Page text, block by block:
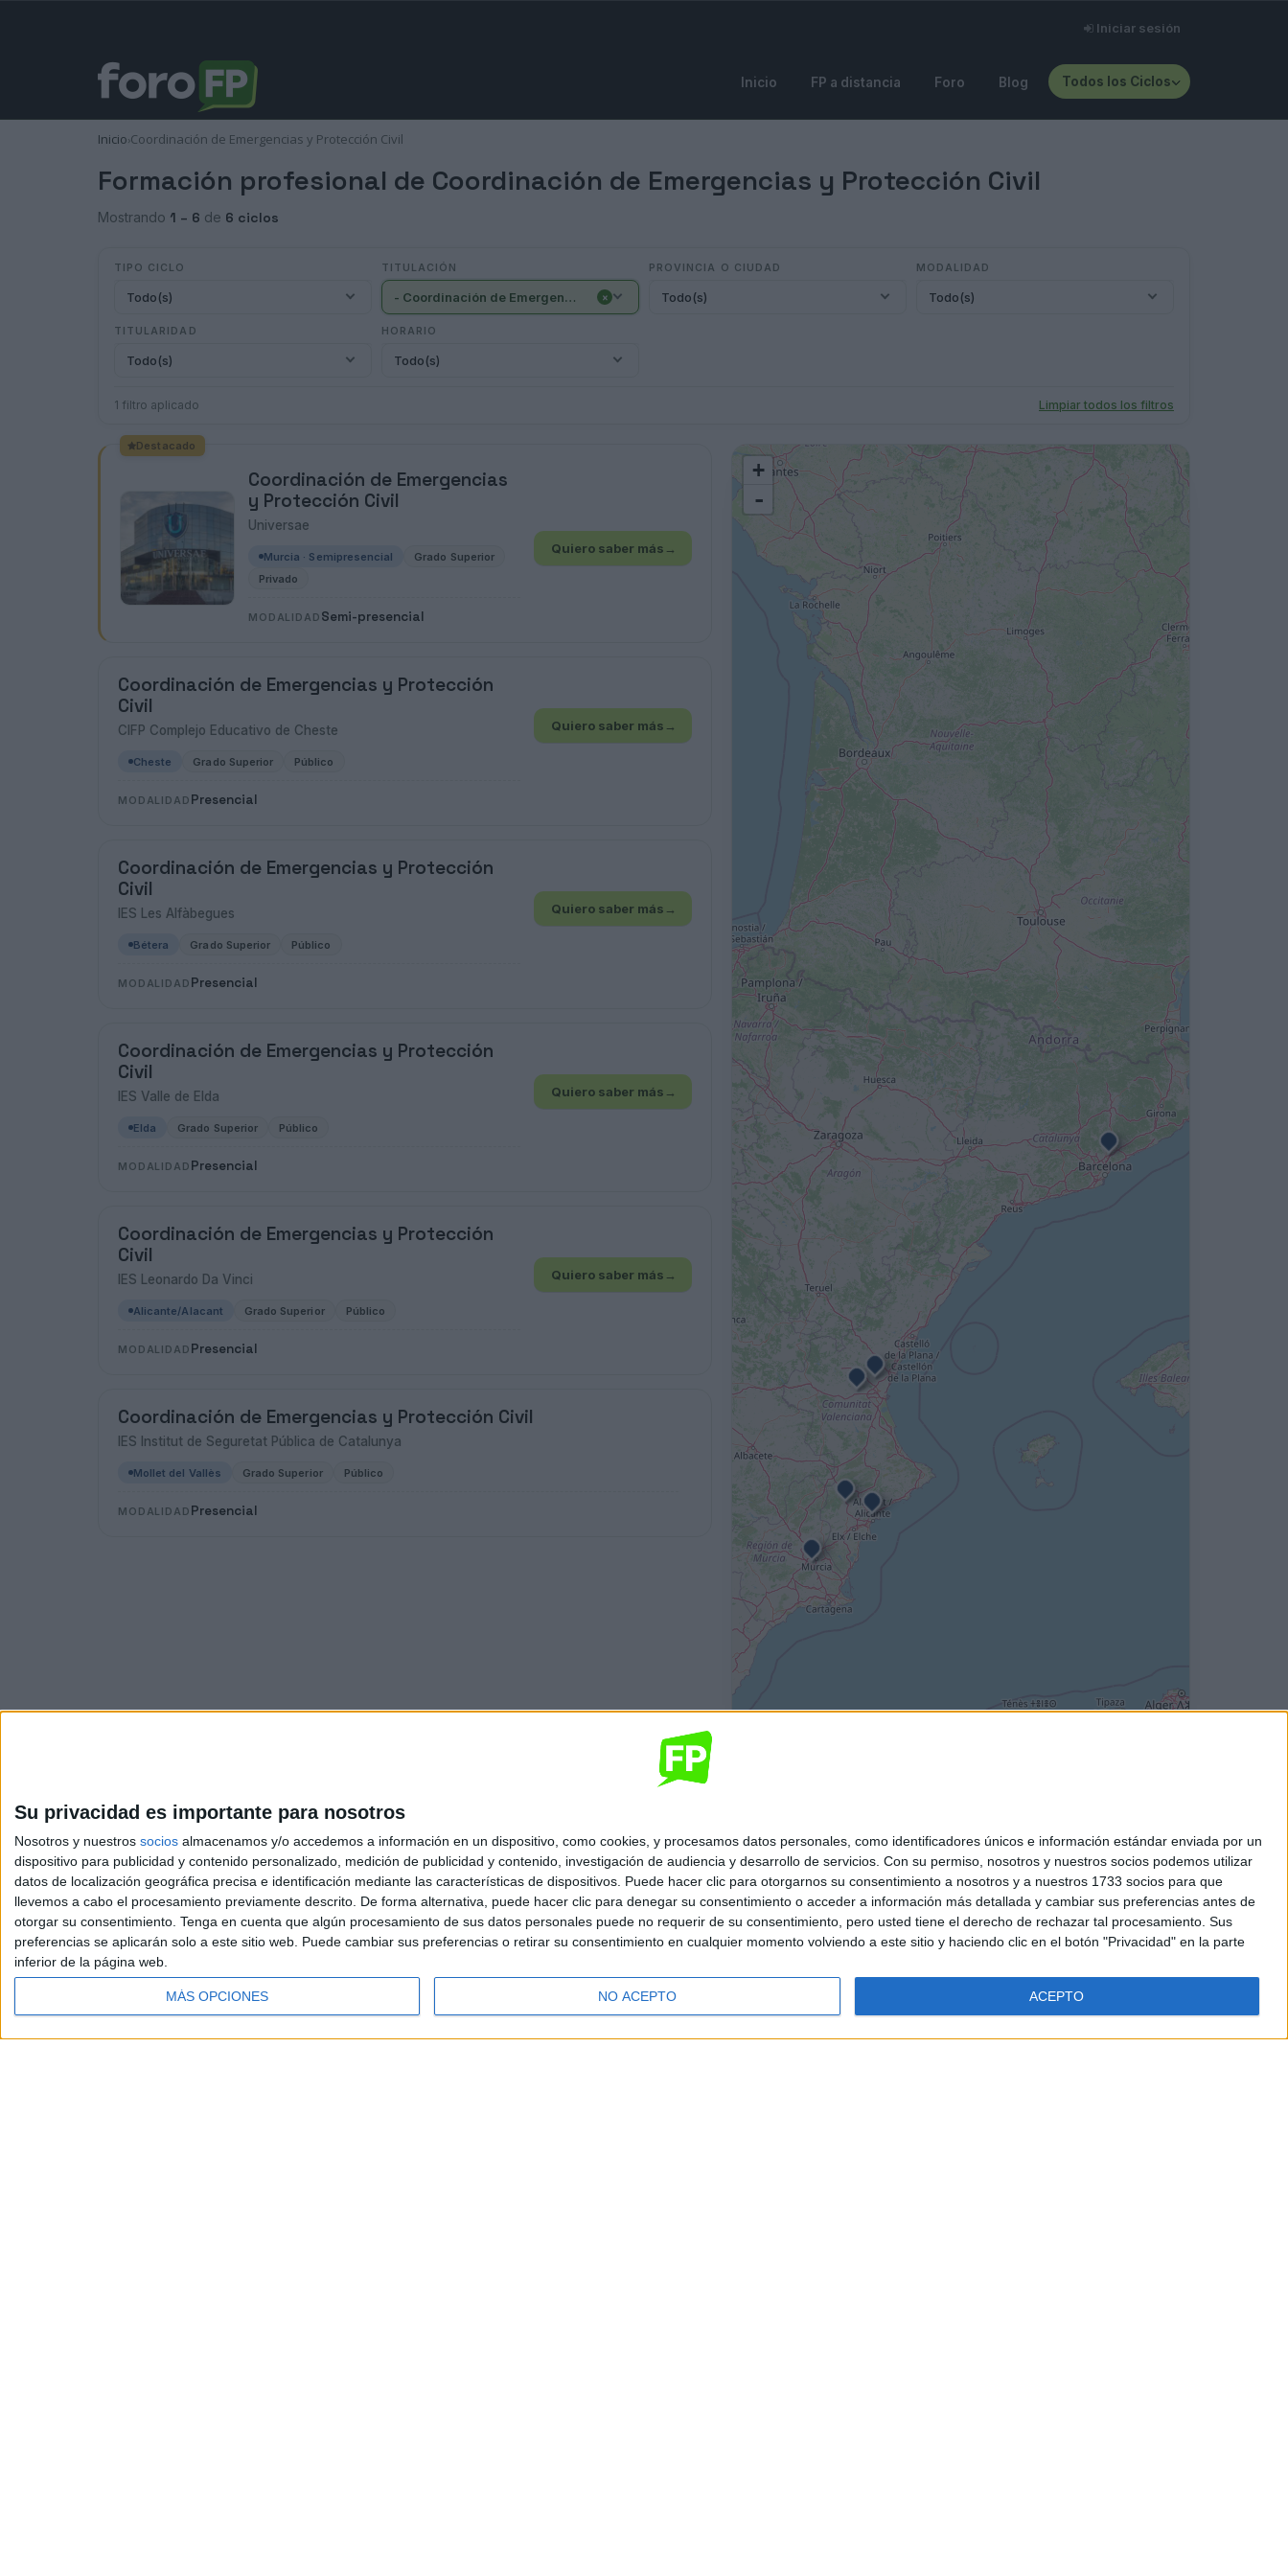
Su privacidad es importante para nosotros
Nosotros y nuestros socios almacenamos y/o accedemos a información en un dispositivo, como cookies, y procesamos datos personales, como identificadores únicos e información estándar enviada por un
dispositivo para publicidad y contenido personalizado, medición de publicidad y contenido, investigación de audiencia y desarrollo de servicios. Con su permiso, nosotros y nuestros socios podemos utilizar
datos de localización geográfica precisa e identificación mediante las características de dispositivos. Puede hacer clic para otorgarnos su consentimiento a nosotros y a nuestros 1733 socios para que
llevemos a cabo el procesamiento previamente descrito. De forma alternativa, puede hacer clic para denegar su consentimiento o acceder a información más detallada y cambiar sus preferencias antes de
otorgar su consentimiento. Tenga en cuenta que algún procesamiento de sus datos personales puede no requerir de su consentimiento, pero usted tiene el derecho de rechazar tal procesamiento. Sus
preferencias se aplicarán solo a este sitio web. Puede cambiar sus preferencias o retirar su consentimiento en cualquier momento volviendo a este sitio y haciendo clic en el botón "Privacidad" en la parte
inferior de la página web.
MÁS OPCIONES NO ACEPTO ACEPTO
Iniciar sesión
Inicio FP a distancia Foro Blog Todos los Ciclos
Inicio›Coordinación de Emergencias y Protección Civil
Formación profesional de Coordinación de Emergencias y Protección Civil
Mostrando 1 – 6 de 6 ciclos
TIPO CICLO
Todo(s)
TITULACIÓN
- Coordinación de Emergencias y Protección Civil (6) ×
PROVINCIA O CIUDAD
Todo(s)
MODALIDAD
Todo(s)
TITULARIDAD
Todo(s)
HORARIO
Todo(s)
1 filtro aplicado Limpiar todos los filtros
Destacado
Coordinación de Emergencias
y Protección Civil
Universae
Murcia · Semipresencial
Grado Superior
Privado
MODALIDAD Semi-presencial
Quiero saber más →
Coordinación de Emergencias y Protección
Civil
CIFP Complejo Educativo de Cheste
Cheste Grado Superior Público
MODALIDAD Presencial
Quiero saber más →
Coordinación de Emergencias y Protección
Civil
IES Les Alfàbegues
Bétera Grado Superior Público
MODALIDAD Presencial
Quiero saber más →
Coordinación de Emergencias y Protección
Civil
IES Valle de Elda
Elda Grado Superior Público
MODALIDAD Presencial
Quiero saber más →
Coordinación de Emergencias y Protección
Civil
IES Leonardo Da Vinci
Alicante/Alacant Grado Superior Público
MODALIDAD Presencial
Quiero saber más →
Coordinación de Emergencias y Protección Civil
IES Institut de Seguretat Pública de Catalunya
Mollet del Vallès Grado Superior Público
MODALIDAD Presencial
+
-